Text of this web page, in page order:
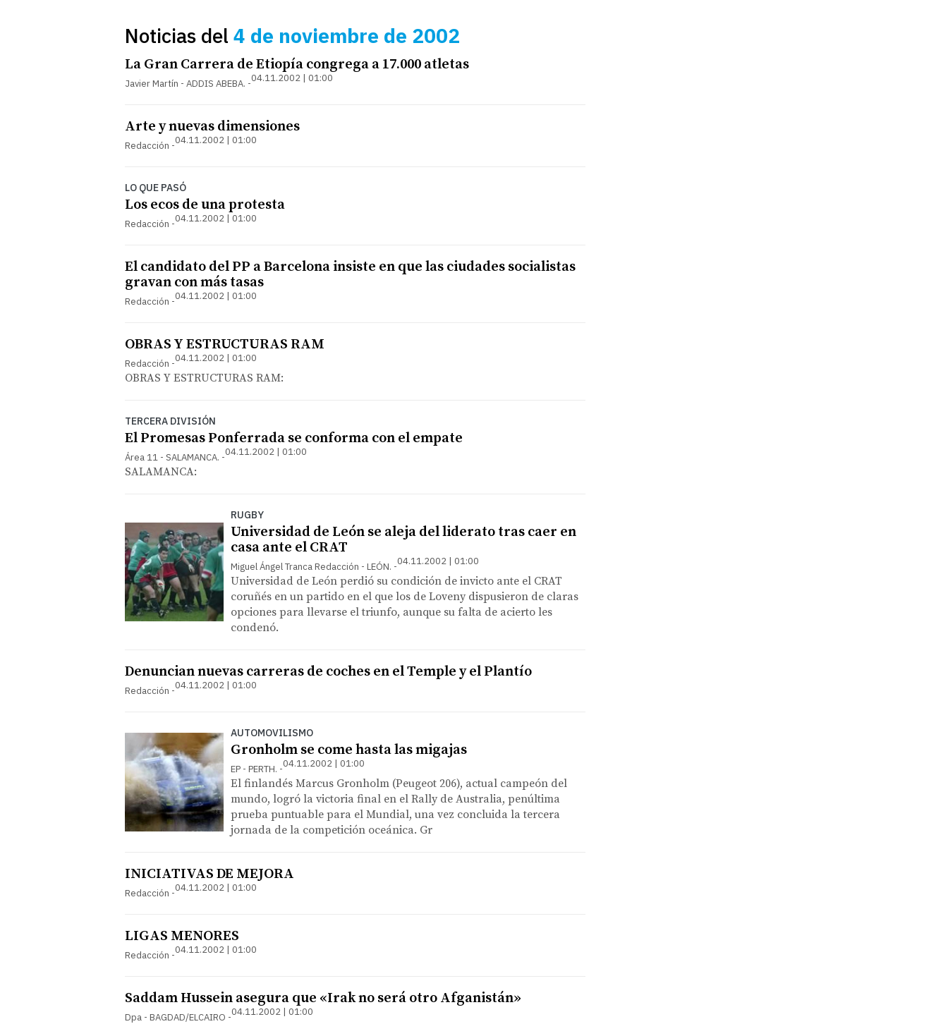
Noticias del 4 de noviembre de 2002
La Gran Carrera de Etiopía congrega a 17.000 atletas
Javier Martín - ADDIS ABEBA. 04.11.2002 | 01:00
Arte y nuevas dimensiones
Redacción 04.11.2002 | 01:00
LO QUE PASÓ
Los ecos de una protesta
Redacción 04.11.2002 | 01:00
El candidato del PP a Barcelona insiste en que las ciudades socialistas
gravan con más tasas
Redacción 04.11.2002 | 01:00
OBRAS Y ESTRUCTURAS RAM
Redacción 04.11.2002 | 01:00
OBRAS Y ESTRUCTURAS RAM:
TERCERA DIVISIÓN
El Promesas Ponferrada se conforma con el empate
Área 11 - SALAMANCA. 04.11.2002 | 01:00
SALAMANCA:
RUGBY
Universidad de León se aleja del liderato tras caer en
casa ante el CRAT
Miguel Ángel Tranca Redacción - LEÓN. 04.11.2002 | 01:00
Universidad de León perdió su condición de invicto ante el CRAT
coruñés en un partido en el que los de Loveny dispusieron de claras
opciones para llevarse el triunfo, aunque su falta de acierto les
condenó.
Denuncian nuevas carreras de coches en el Temple y el Plantío
Redacción 04.11.2002 | 01:00
AUTOMOVILISMO
Gronholm se come hasta las migajas
EP - PERTH. 04.11.2002 | 01:00
El finlandés Marcus Gronholm (Peugeot 206), actual campeón del
mundo, logró la victoria final en el Rally de Australia, penúltima
prueba puntuable para el Mundial, una vez concluida la tercera
jornada de la competición oceánica. Gr
INICIATIVAS DE MEJORA
Redacción 04.11.2002 | 01:00
LIGAS MENORES
Redacción 04.11.2002 | 01:00
Saddam Hussein asegura que «Irak no será otro Afganistán»
Dpa - BAGDAD/ELCAIRO 04.11.2002 | 01:00